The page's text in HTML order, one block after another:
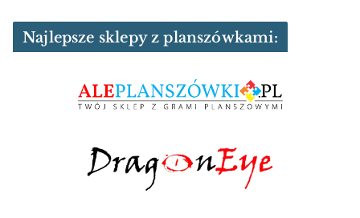
Najlepsze sklepy z planszówkami: